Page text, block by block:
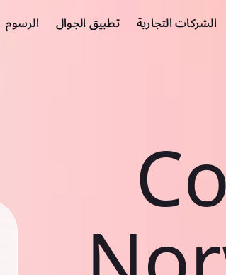
الشركات التجارية تطبيق الجوال الرسوم